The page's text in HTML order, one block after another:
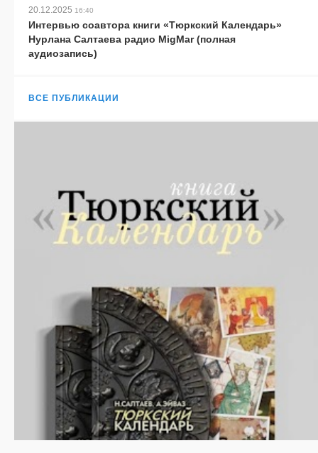
20.12.2025 16:40
Интервью соавтора книги «Тюркский Календарь»
Нурлана Салтаева радио MigMar (полная
аудиозапись)
ВСЕ ПУБЛИКАЦИИ